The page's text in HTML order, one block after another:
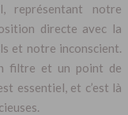
représentant notre
directe avec la
et notre inconscient.
filtre et un point de
essentiel, et c’est là